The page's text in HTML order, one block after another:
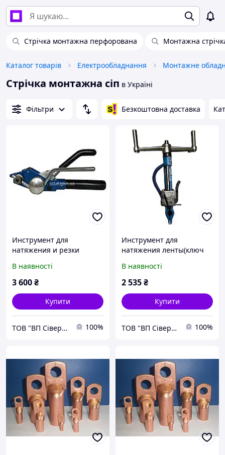
Стрічка монтажна перфорована Монтажна
Каталог товарів Електрообладнання Монтажне
Стрічка монтажна сіп в Україні
Фільтри Безкоштовна доставка
Инструмент для
натяжения и резки
В наявності
3 600₴
Купити
ТОВ "ВП Сіверсталь" 100%
Инструмент для
натяжения ленты(ключ
ленты) ИНВ-01(Sicame
PINF)
В наявності
2 535₴
Купити
ТОВ "ВП Сіверсталь" 100%